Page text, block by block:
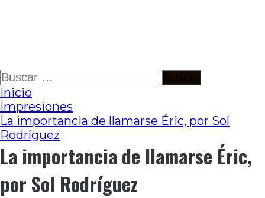
Ir
al
contenido
Buscar:
Inicio
Impresiones
La importancia de llamarse Éric, por Sol
Rodríguez
La importancia de llamarse Éric,
por Sol Rodríguez